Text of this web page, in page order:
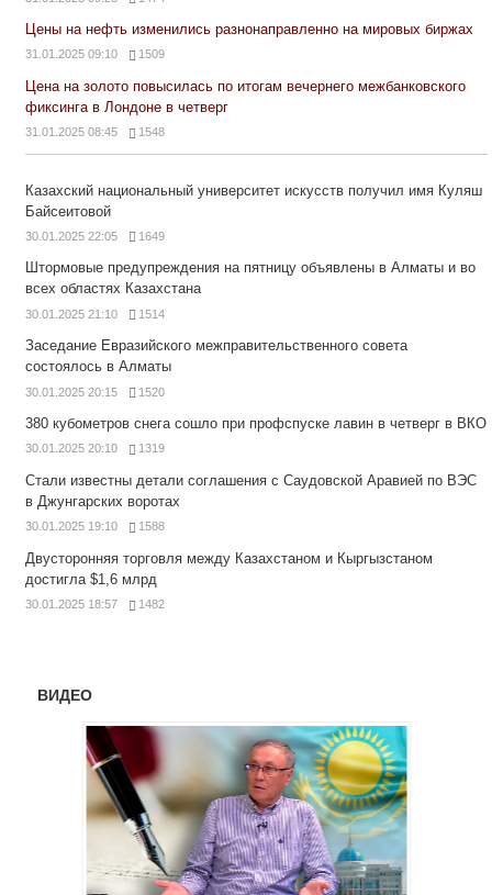
Цены на нефть изменились разнонаправленно на мировых биржах
31.01.2025 09:10 1509
Цена на золото повысилась по итогам вечернего межбанковского
фиксинга в Лондоне в четверг
31.01.2025 08:45 1548
Казахский национальный университет искусств получил имя Куляш
Байсеитовой
30.01.2025 22:05 1649
Штормовые предупреждения на пятницу объявлены в Алматы и во
всех областях Казахстана
30.01.2025 21:10 1514
Заседание Евразийского межправительственного совета
состоялось в Алматы
30.01.2025 20:15 1520
380 кубометров снега сошло при профспуске лавин в четверг в ВКО
30.01.2025 20:10 1319
Стали известны детали соглашения с Саудовской Аравией по ВЭС
в Джунгарских воротах
30.01.2025 19:10 1588
Двусторонняя торговля между Казахстаном и Кыргызстаном
достигла $1,6 млрд
30.01.2025 18:57 1482
ВИДЕО